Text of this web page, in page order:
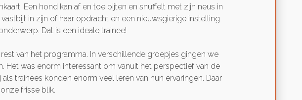
Een hond kan af en toe bijten en snuffelt met zijn neus in
in zijn of haar opdracht en een nieuwsgierige instelling
Dat is een ideale trainee!
van het programma. In verschillende groepjes gingen we
Het was enorm interessant om vanuit het perspectief van de
trainees konden enorm veel leren van hun ervaringen. Daar
frisse blik.